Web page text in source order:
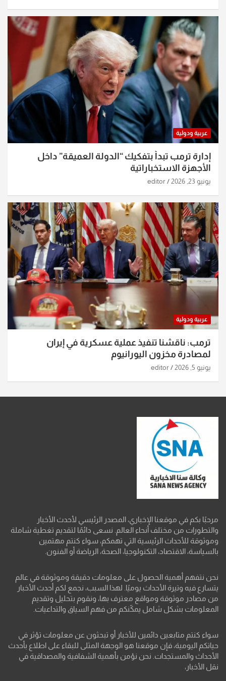
عربية ودولية
إدارة ترمب تبدأ بتفكيك “الدولة العميقة” داخل
الأجهزة الاستخباراتية
يونيو 23, 2026 editor
عربية ودولية
ترمب: ناقشنا تنفيذ عملية عسكرية في إيران
لمصادرة مخزون اليورانيوم
يونيو 5, 2026 editor
مرحبًا بكم في موقعنا الإخباري، المصدر الرئيسي لأحدث الأخبار
والتطورات من مختلف أنحاء العالم. نسعى دائمًا لتقديم تغطية شاملة
وموثوقة للأحداث الرئيسية التي تهمكم، سواء كنتم مهتمين
بالسياسة، الاقتصاد، التكنولوجيا، الصحة، الرياضة أو الفنون.
نحن نتفهم أهمية الحصول على معلومات دقيقة وموثوقة في عالم
يتسارع فيه وتيرة الأحداث يوميًا. لهذا السبب، نجمع لكم أحدث الأخبار
من مصادر موثوقة ومواقع معترف بها، ونقوم بتحليل وتقديم
المعلومات بشكل شامل يمكّنكم من فهم السياق والتداعيات.
سواء كنتم متابعين دائمين للأخبار أو تبحثون عن معلومات تؤثر في
حياتكم اليومية، فإن موقعنا هو الوجهة المثلى للبقاء على اطلاع بأحدث
الأحداث والمستجدات. نحن نؤمن بأهمية الشفافية والمصداقية في
نقل الأخبار،